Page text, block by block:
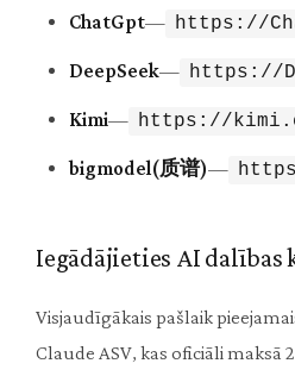
ChatGpt— https://
DeepSeek— https://
Kimi— https://
bigmodel(质谱)—
Iegādājieties AI dalības
Visjaudīgākais pašlaik
Claude ASV, kas oficiāli maksā